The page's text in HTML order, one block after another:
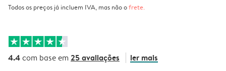
Todos os preços já incluem IVA, mas não ofrete.
4.4com base em 25 avaliações ler mais